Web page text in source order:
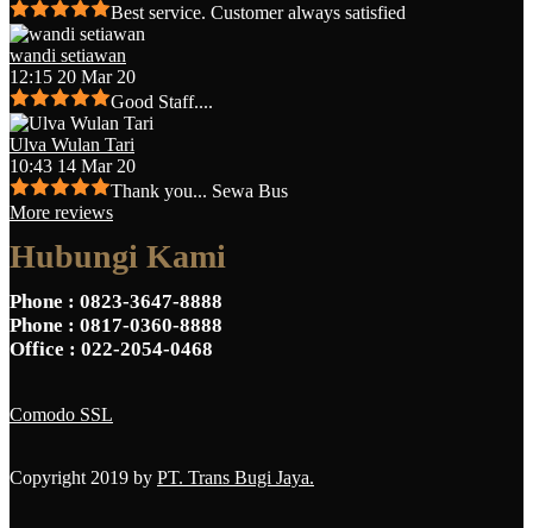
Best service. Customer always satisfied
wandi setiawan
12:15 20 Mar 20
Good Staff....
Ulva Wulan Tari
10:43 14 Mar 20
Thank you... Sewa Bus
More reviews
Hubungi Kami
Phone : 0823-3647-8888
Phone : 0817-0360-8888
Office : 022-2054-0468
Comodo SSL
Copyright 2019 by PT. Trans Bugi Jaya.